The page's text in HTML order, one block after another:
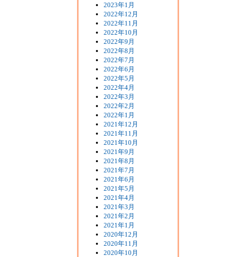
2023年1月
2022年12月
2022年11月
2022年10月
2022年9月
2022年8月
2022年7月
2022年6月
2022年5月
2022年4月
2022年3月
2022年2月
2022年1月
2021年12月
2021年11月
2021年10月
2021年9月
2021年8月
2021年7月
2021年6月
2021年5月
2021年4月
2021年3月
2021年2月
2021年1月
2020年12月
2020年11月
2020年10月